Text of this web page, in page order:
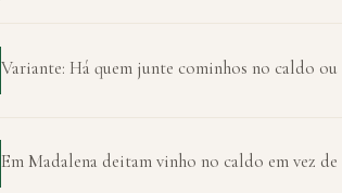
Variante: Há quem junte cominhos no caldo
Em Madalena deitam vinho no caldo em vez